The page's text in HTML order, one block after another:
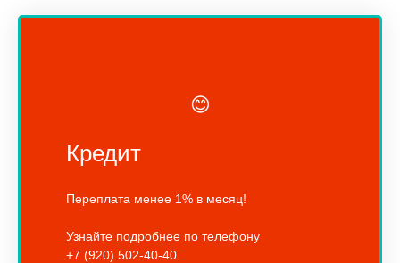
😊
Кредит
Переплата менее 1% в месяц!
Узнайте подробнее по телефону
+7 (920) 502-40-40